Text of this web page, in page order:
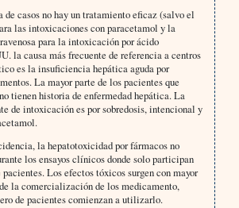
de casos no hay un tratamiento eficaz (salvo el
las intoxicaciones con paracetamol y la
para la intoxicación por ácido
la causa más frecuente de referencia a centros
es la insuficiencia hepática aguda por
La mayor parte de los pacientes que
tienen historia de enfermedad hepática. La
de intoxicación es por sobredosis, intencional y
la hepatotoxicidad por fármacos no
los ensayos clínicos donde solo participan
Los efectos tóxicos surgen con mayor
la comercialización de los medicamento,
de pacientes comienzan a utilizarlo.